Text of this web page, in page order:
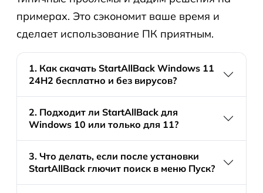
примерах. Это сэкономит ваше время и
сделает использование ПК приятным.
1. Как скачать StartAllBack Windows 11
24H2 бесплатно и без вирусов?
2. Подходит ли StartAllBack для
Windows 10 или только для 11?
3. Что делать, если после установки
StartAllBack глючит поиск в меню Пуск?